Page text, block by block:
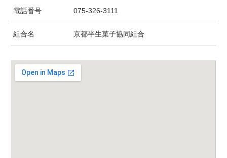
電話番号 075-326-3111
組合名 京都半生菓子協同組合